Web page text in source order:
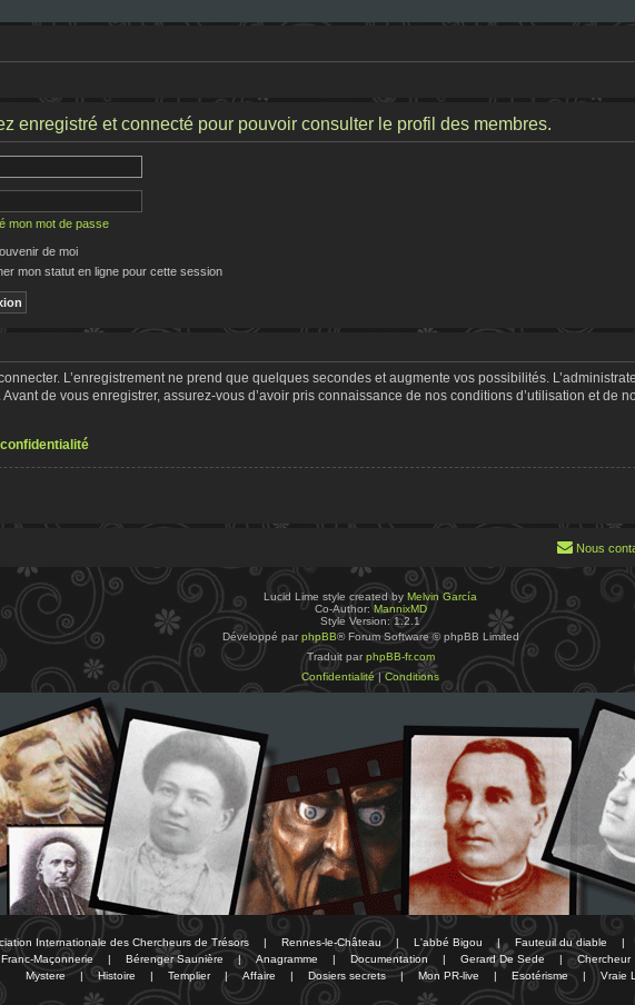
enregistré et connecté pour pouvoir consulter le profil des membres.
mon mot de passe
de moi
mon statut en ligne pour cette session
L’enregistrement ne prend que quelques secondes et augmente vos possibilités.
de vous enregistrer, assurez-vous d’avoir pris connaissance de nos conditions d’utilisation et de
Nous
Lucid Lime style created by Melvin García
Co-Author:MannixMD
Style Version: 1.2.1
Développé par phpBB® Forum Software © phpBB Limited
Traduit par phpBB-fr.com
Confidentialité|Conditions
Internationale des Chercheurs de Trésors | Rennes-le-Château | L'abbé Bigou | Fauteuil du diable |
Franc-Maçonnerie | Bérenger Saunière | Anagramme | Documentation | Gerard De Sede | Chercheur
Mystere
| Histoire | Templier | Affaire | Dosiers secrets | Mon PR-live | Esotérisme | Vraie